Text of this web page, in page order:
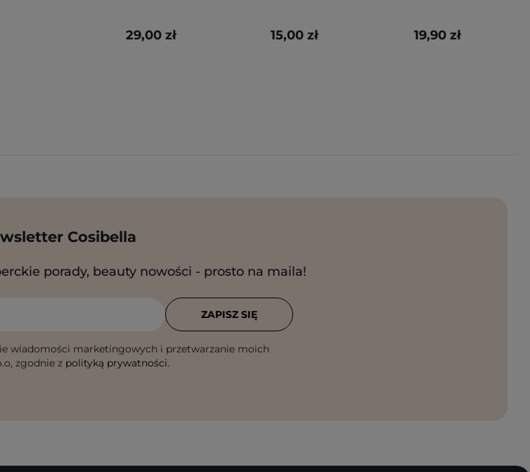
29,00 zł 15,00 zł 19,90 zł
Cosibella
porady, beauty nowości - prosto na maila!
wiadomości marketingowych i przetwarzanie moich
zgodnie z polityką prywatności.
ZAPISZ SIĘ